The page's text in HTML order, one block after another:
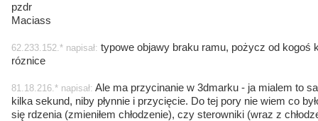
pzdr
Maciass
62.233.152.* napisał: typowe objawy braku ramu, pożycz od kogoś
róznice
81.18.216.* napisał: Ale ma przycinanie w 3dmarku - ja mialem to
kilka sekund, niby płynnie i przycięcie. Do tej pory nie wiem co
się rdzenia (zmieniłem chłodzenie), czy sterowniki (wraz z